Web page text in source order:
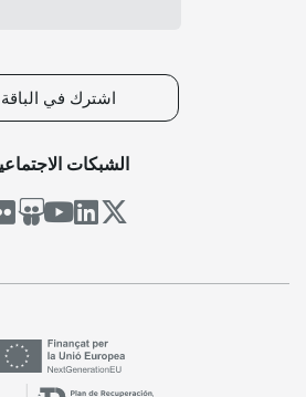
اشترك في الباقة
الشبكات